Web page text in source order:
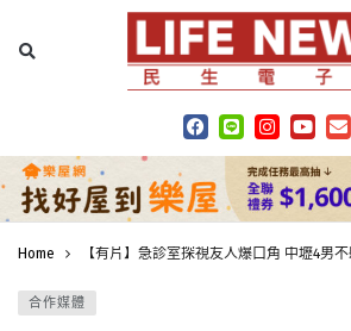
Home 【有片】急診室探視友人爆口角 中壢4男
合作媒體